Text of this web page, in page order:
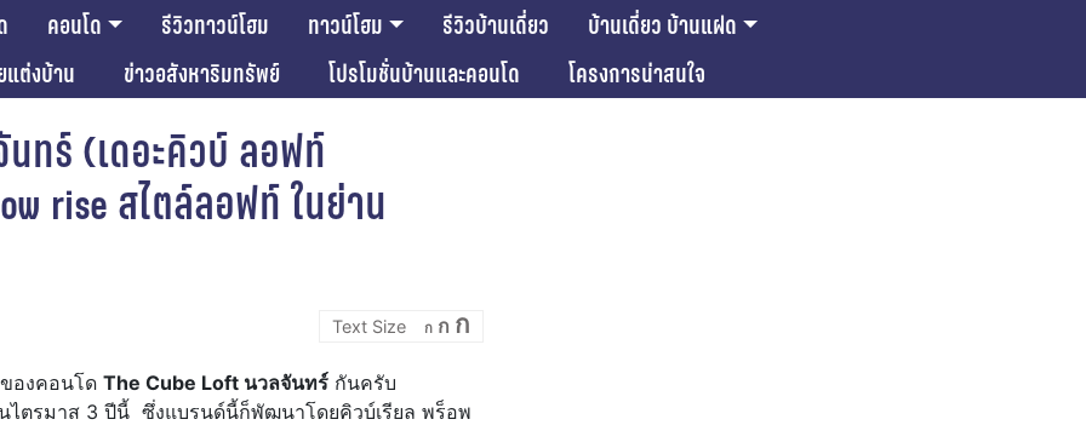
คอนโด รีวิวทาวน์โฮม ทาวน์โฮม รีวิวบ้านเดี่ยว
บ้านเดี่ยว บ้านแฝด
แต่งบ้าน
ข่าวอสังหาริมทรัพย์ โปรโมชั่นบ้านและคอนโด โครงการน่าสนใจ
นทร์ (เดอะคิวบ์ ลอฟท์
rise สไตล์ลอฟท์ ในย่าน
ก
Decrease
font
size.
ก Reset
font
ก
องคอนโด The Cube Loft นวลจันทร์ กันครับ
ไตรมาส 3 ปีนี้ ซึ่งแบรนด์นี้ก็พัฒนาโดยคิวบ์เรียล พร็อพ